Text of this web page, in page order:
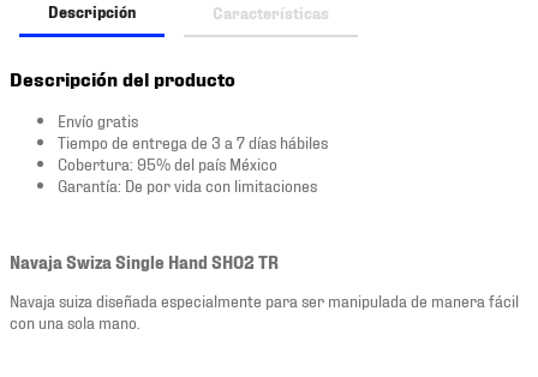
Descripción Características
Descripción del producto
Envío gratis
Tiempo de entrega de 3 a 7 días hábiles
Cobertura: 95% del país México
Garantía: De por vida con limitaciones
Navaja Swiza Single Hand SH02 TR
Navaja suiza diseñada especialmente para ser manipulada de manera fácil
con una sola mano.